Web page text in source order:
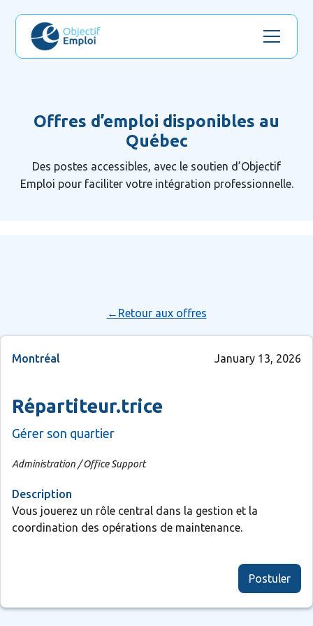
Offres d’emploi disponibles au
Québec
Des postes accessibles, avec le soutien d’Objectif
Emploi pour faciliter votre intégration professionnelle.
←Retour aux offres
Montréal January 13, 2026
Répartiteur.trice
Gérer son quartier
Administration / Office Support
Description
Vous jouerez un rôle central dans la gestion et la
coordination des opérations de maintenance.
Postuler